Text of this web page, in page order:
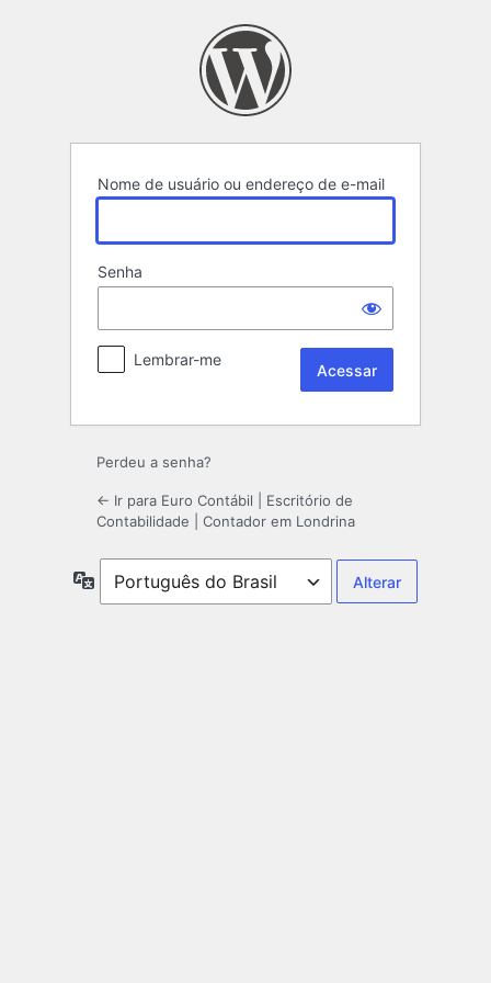
Nome de usuário ou endereço de e-mail
Senha
Lembrar-me
Perdeu a senha?
← Ir para Euro Contábil | Escritório de
Contabilidade | Contador em Londrina
Idioma